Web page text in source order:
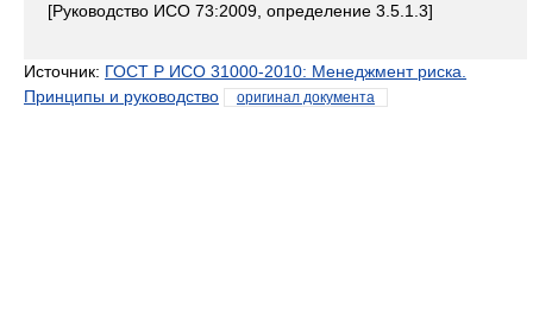
[Руководство ИСО 73:2009, определение 3.5.1.3]
Источник: ГОСТ Р ИСО 31000-2010: Менеджмент риска.
Принципы и руководство
оригинал документа